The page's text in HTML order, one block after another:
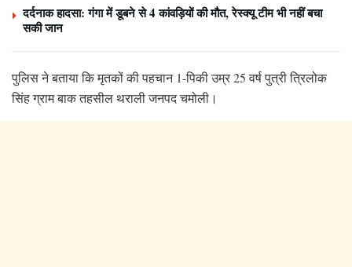
दर्दनाक हादसा: गंगा में डूबने से 4 कांवड़ियों की मौत, रेस्क्यू टीम भी नहीं बचा
सकी जान
पुलिस ने बताया कि मृतकों की पहचान 1-पिकी उम्र 25 वर्ष पुत्री त्रिलोक
सिंह ग्राम बाक तहसील थराली जनपद चमोली।